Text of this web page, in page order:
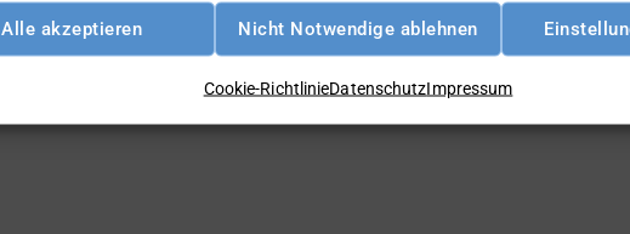
Alle akzeptieren Nicht Notwendige ablehnen
Cookie-RichtlinieDatenschutzImpressum